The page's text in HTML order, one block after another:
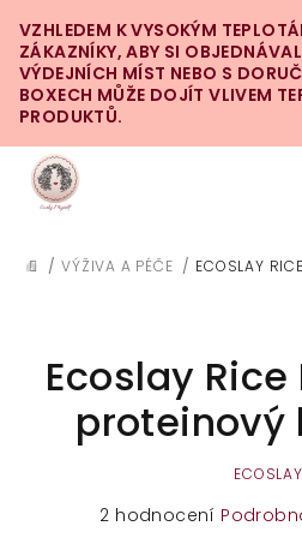
na
obsah
VZHLEDEM K VYSOKÝM
ZÁKAZNÍKY, ABY SI
VÝDEJNÍCH MÍST NEBO S
BOXECH MŮŽE DOJÍT VLIVEM
PRODUKTŮ.
DOMŮ
/ VÝŽIVA A PÉČE / ECOSLAY
Ecoslay
proteinový
ECOSLAY
Průměrné
2 hodnocení